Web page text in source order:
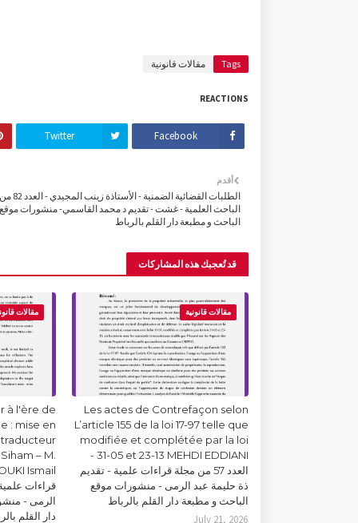
Tags مقالات قانونية
REACTIONS
Facebook
Twitter
أقدم
الطلبات القضائية
الباحث العلمية - غشت - تقديم د محمد القاسمي- منشورات موقع
الباحث و مطبعة دار القلم بالرباط
قد تُعجبك هذه المشاركات
مقالات قانونية
Les actes de Contrefaçon selon
L’article 155 de la loi 17-97 telle que
modifiée et complétée par la loi
31-05 et 23-13 MEHDI EDDIANI -
العدد 57 من مجلة قراءات علمية - تقديم
ذة حليمة عبد الرمى - منشورات موقع
الباحث و مطبعة دار القلم بالرباط
July 21, 2026
مقالات
à l'ère de
: mise en
– M.
قراءات
الرمى -
دار القلم